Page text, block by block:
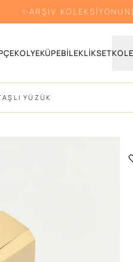
✨ARŞİV
KOLYEKÜPEBILEKLIKSET
YÜZÜK